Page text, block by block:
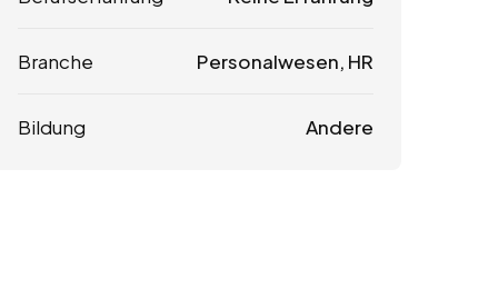
Branche Personalwesen, HR
Bildung Andere